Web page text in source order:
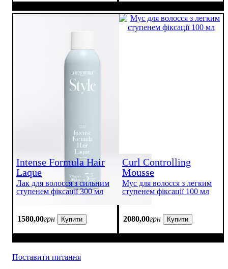
Intense Formula Hair
Laque
Лак для волосся з сильним
ступенем фіксації 300 мл
1580,00грн Купити
Curl Controlling
Mousse
Мус для волосся з легким
ступенем фіксації 100 мл
2080,00грн Купити
Поставити питання